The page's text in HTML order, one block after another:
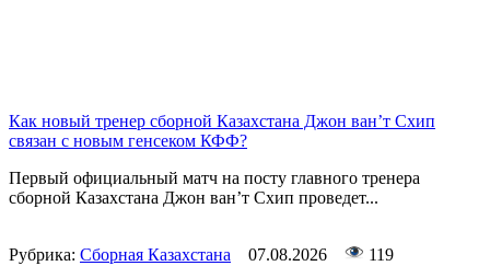
Как новый тренер сборной Казахстана Джон ван’т Схип
связан с новым генсеком КФФ?
Первый официальный матч на посту главного тренера
сборной Казахстана Джон ван’т Схип проведет...
Рубрика: Сборная Казахстана 07.08.2026 119